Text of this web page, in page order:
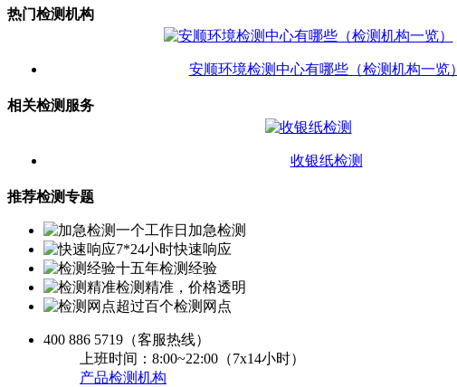
热门检测机构
安顺环境检测中心有哪些（检测机构一览）
相关检测服务
收银纸检测
推荐检测专题
一个工作日加急检测
7*24小时快速响应
十五年检测经验
检测精准，价格透明
超过百个检测网点
400 886 5719 （客服热线）
上班时间：8:00~22:00（7x14小时）
产品检测机构